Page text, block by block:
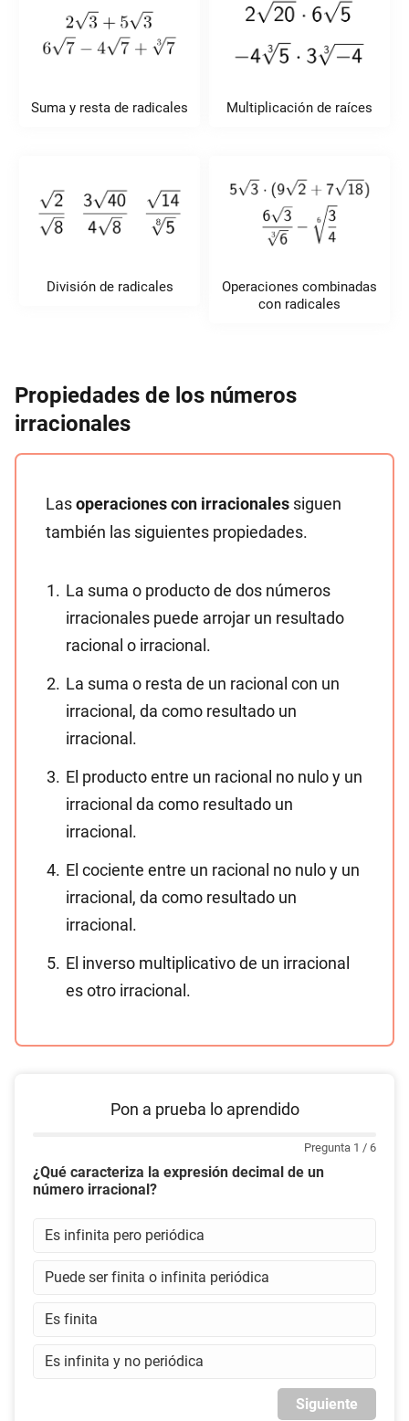
Suma y resta de radicales Multiplicación de raíces
División de radicales
Operaciones combinadas
con radicales
Propiedades de los números
irracionales
Lasoperaciones con irracionales siguen
también las siguientes propiedades.
La suma o producto de dos números
irracionales puede arrojar un resultado
racional o irracional.
La suma o resta de un racional con un
irracional, da como resultado un
irracional.
El producto entre un racional no nulo y un
irracional da como resultado un
irracional.
El cociente entre un racional no nulo y un
irracional, da como resultado un
irracional.
El inverso multiplicativo de un irracional
es otro irracional.
Pon a prueba lo aprendido
Pregunta 1 / 6
¿Qué caracteriza la expresión decimal de un
número irracional?
Es infinita pero periódica
Puede ser finita o infinita periódica
Es finita
Es infinita y no periódica
Siguiente